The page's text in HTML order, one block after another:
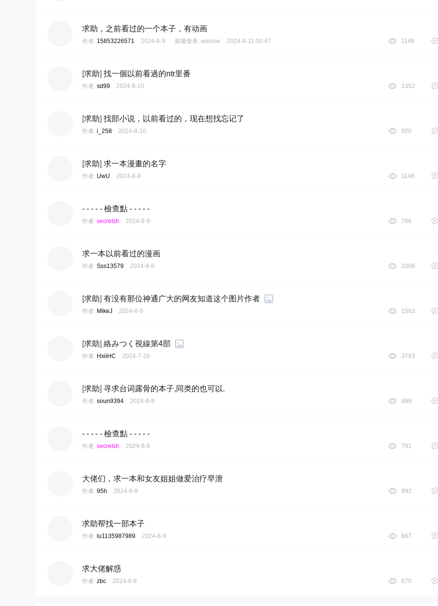
求助，之前看过的一个本子，有动画
作者: 15853226571 2024-8-9 最後發表: walone 2024-8-11 00:47 1146
[求助] 找一個以前看過的ntr里番
作者: sd99 2024-8-10 1352
[求助] 找部小说，以前看过的，现在想找忘记了
作者: i_258 2024-8-10 920
[求助] 求一本漫畫的名字
作者: UwU 2024-8-9 1148
- - - - - 檢查點 - - - - -
作者: secretsh 2024-8-9 766
求一本以前看过的漫画
作者: Sss13579 2024-8-9 1006
[求助] 有没有那位神通广大的网友知道这个图片作者
作者: MikeJ 2024-8-9 1583
[求助] 絡みつく視線第4部
作者: HxiiHC 2024-7-26 3793
[求助] 寻求台词露骨的本子,同类的也可以.
作者: soun9394 2024-8-9 888
- - - - - 檢查點 - - - - -
作者: secretsh 2024-8-9 791
大佬们，求一本和女友姐姐做爱治疗早泄
作者: 95h 2024-8-9 992
求助帮找一部本子
作者: lu1135987989 2024-8-9 867
求大佬解惑
作者: zbc 2024-8-8 670